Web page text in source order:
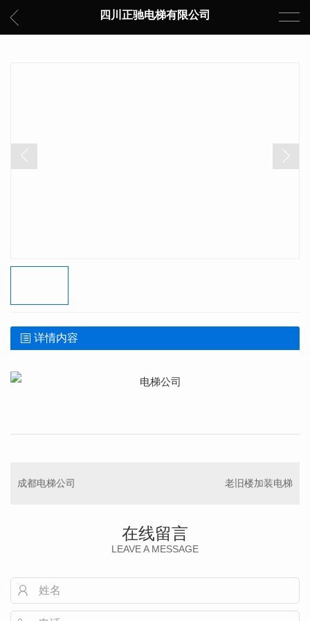
四川正驰电梯有限公司
详情内容
成都电梯公司 老旧楼加装电梯
在线留言
LEAVE A MESSAGE